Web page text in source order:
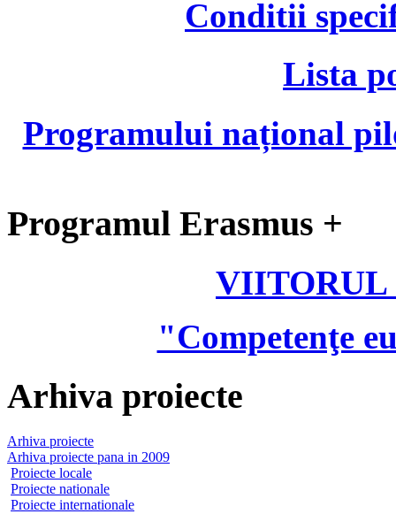
Conditii
Lista
Programului național
Programul Erasmus +
VIITORUL
"Competenţe
Arhiva proiecte
Arhiva proiecte
Arhiva proiecte pana in 2009
Proiecte locale
Proiecte nationale
Proiecte internationale